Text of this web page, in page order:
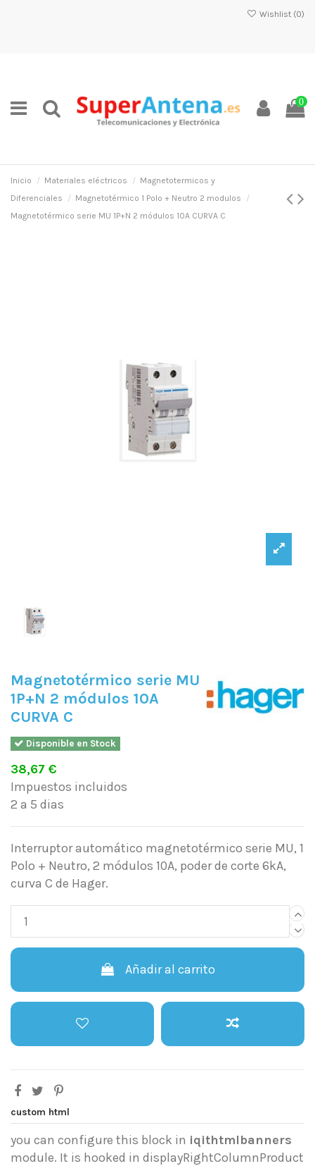
Wishlist (0)
0
Inicio Materiales eléctricos
Magnetotermicos y
Diferenciales
Magnetotérmico 1 Polo + Neutro 2 modulos
Magnetotérmico serie MU 1P+N 2 módulos 10A CURVA C
Magnetotérmico serie MU
1P+N 2 módulos 10A
CURVA C
Disponible en Stock
38,67 €
Impuestos incluidos
2 a 5 dias
Interruptor automático magnetotérmico serie MU, 1
Polo + Neutro, 2 módulos 10A, poder de corte 6kA,
curva C de Hager.
Añadir al carrito
custom html
you can configure this block in iqithtmlbanners
module. It is hooked in displayRightColumnProduct